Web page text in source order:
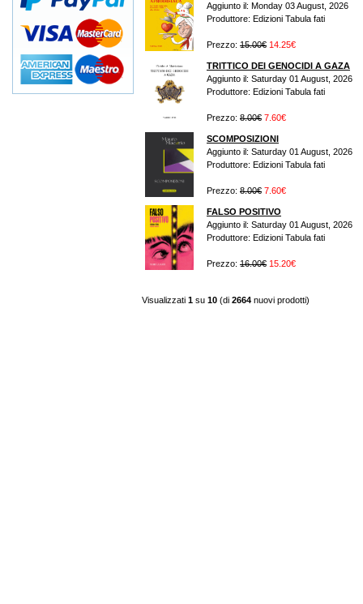
Aggiunto il: Monday 03 August, 2026
Produttore: Edizioni Tabula fati
Prezzo: 15.00€ 14.25€
TRITTICO DEI GENOCIDI A GAZA
Aggiunto il: Saturday 01 August, 2026
Produttore: Edizioni Tabula fati
Prezzo: 8.00€ 7.60€
SCOMPOSIZIONI
Aggiunto il: Saturday 01 August, 2026
Produttore: Edizioni Tabula fati
Prezzo: 8.00€ 7.60€
FALSO POSITIVO
Aggiunto il: Saturday 01 August, 2026
Produttore: Edizioni Tabula fati
Prezzo: 16.00€ 15.20€
Visualizzati 1 su 10 (di 2664 nuovi prodotti)